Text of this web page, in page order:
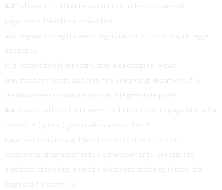
4.3 Nel caso in cui il Cliente sia in ritardo nell’esecuzione del
pagamento, il Venditore avrà diritto:
a) al pagamento degli interessi legali di mora, in conformità alla legge
b) di sospendere le consegne ancora da eseguirsi, previa
comunicazione scritta al Cliente, fino a quando gli importi dovuti e
i relativi interessi di mora siano stati integralmente pagati.
4.4 Qualora tali importi e interessi risultino ancora non pagati una volta
decorsi 15 (quindici) giorni dalla scadenza data di
pagamento concordata, il Venditore potrà altresì, a propria
discrezione, alternativamente o cumulativamente, e in aggiunta
a qualsiasi altro diritto o rimedio allo stesso spettante in base alla
legge o alle presenti CG: